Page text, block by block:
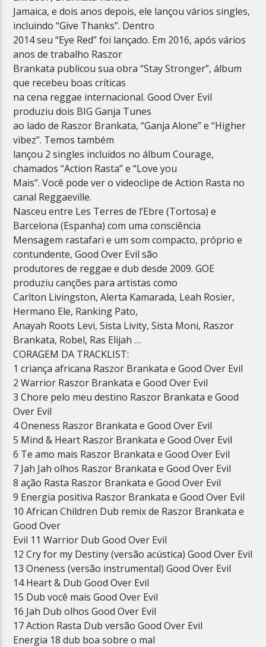
Jamaica, e dois anos depois, ele lançou vários singles,
incluindo “Give Thanks”. Dentro
2014 seu “Eye Red” foi lançado. Em 2016, após vários
anos de trabalho Raszor
Brankata publicou sua obra “Stay Stronger”, álbum
que recebeu boas críticas
na cena reggae internacional. Good Over Evil
produziu dois BIG Ganja Tunes
ao lado de Raszor Brankata, “Ganja Alone” e “Higher
vibez”. Temos também
lançou 2 singles incluídos no álbum Courage,
chamados “Action Rasta” e “Love you
Mais”. Você pode ver o videoclipe de Action Rasta no
canal Reggaeville.
Nasceu entre Les Terres de l’Ebre (Tortosa) e
Barcelona (Espanha) com uma consciência
Mensagem rastafari e um som compacto, próprio e
contundente, Good Over Evil são
produtores de reggae e dub desde 2009. GOE
produziu canções para artistas como
Carlton Livingston, Alerta Kamarada, Leah Rosier,
Hermano Ele, Ranking Pato,
Anayah Roots Levi, Sista Livity, Sista Moni, Raszor
Brankata, Robel, Ras Elijah …
CORAGEM DA TRACKLIST:
1 criança africana Raszor Brankata e Good Over Evil
2 Warrior Raszor Brankata e Good Over Evil
3 Chore pelo meu destino Raszor Brankata e Good
Over Evil
4 Oneness Raszor Brankata e Good Over Evil
5 Mind & Heart Raszor Brankata e Good Over Evil
6 Te amo mais Raszor Brankata e Good Over Evil
7 Jah Jah olhos Raszor Brankata e Good Over Evil
8 ação Rasta Raszor Brankata e Good Over Evil
9 Energia positiva Raszor Brankata e Good Over Evil
10 African Children Dub remix de Raszor Brankata e
Good Over
Evil 11 Warrior Dub Good Over Evil
12 Cry for my Destiny (versão acústica) Good Over Evil
13 Oneness (versão instrumental) Good Over Evil
14 Heart & Dub Good Over Evil
15 Dub você mais Good Over Evil
16 Jah Dub olhos Good Over Evil
17 Action Rasta Dub versão Good Over Evil
Energia 18 dub boa sobre o mal